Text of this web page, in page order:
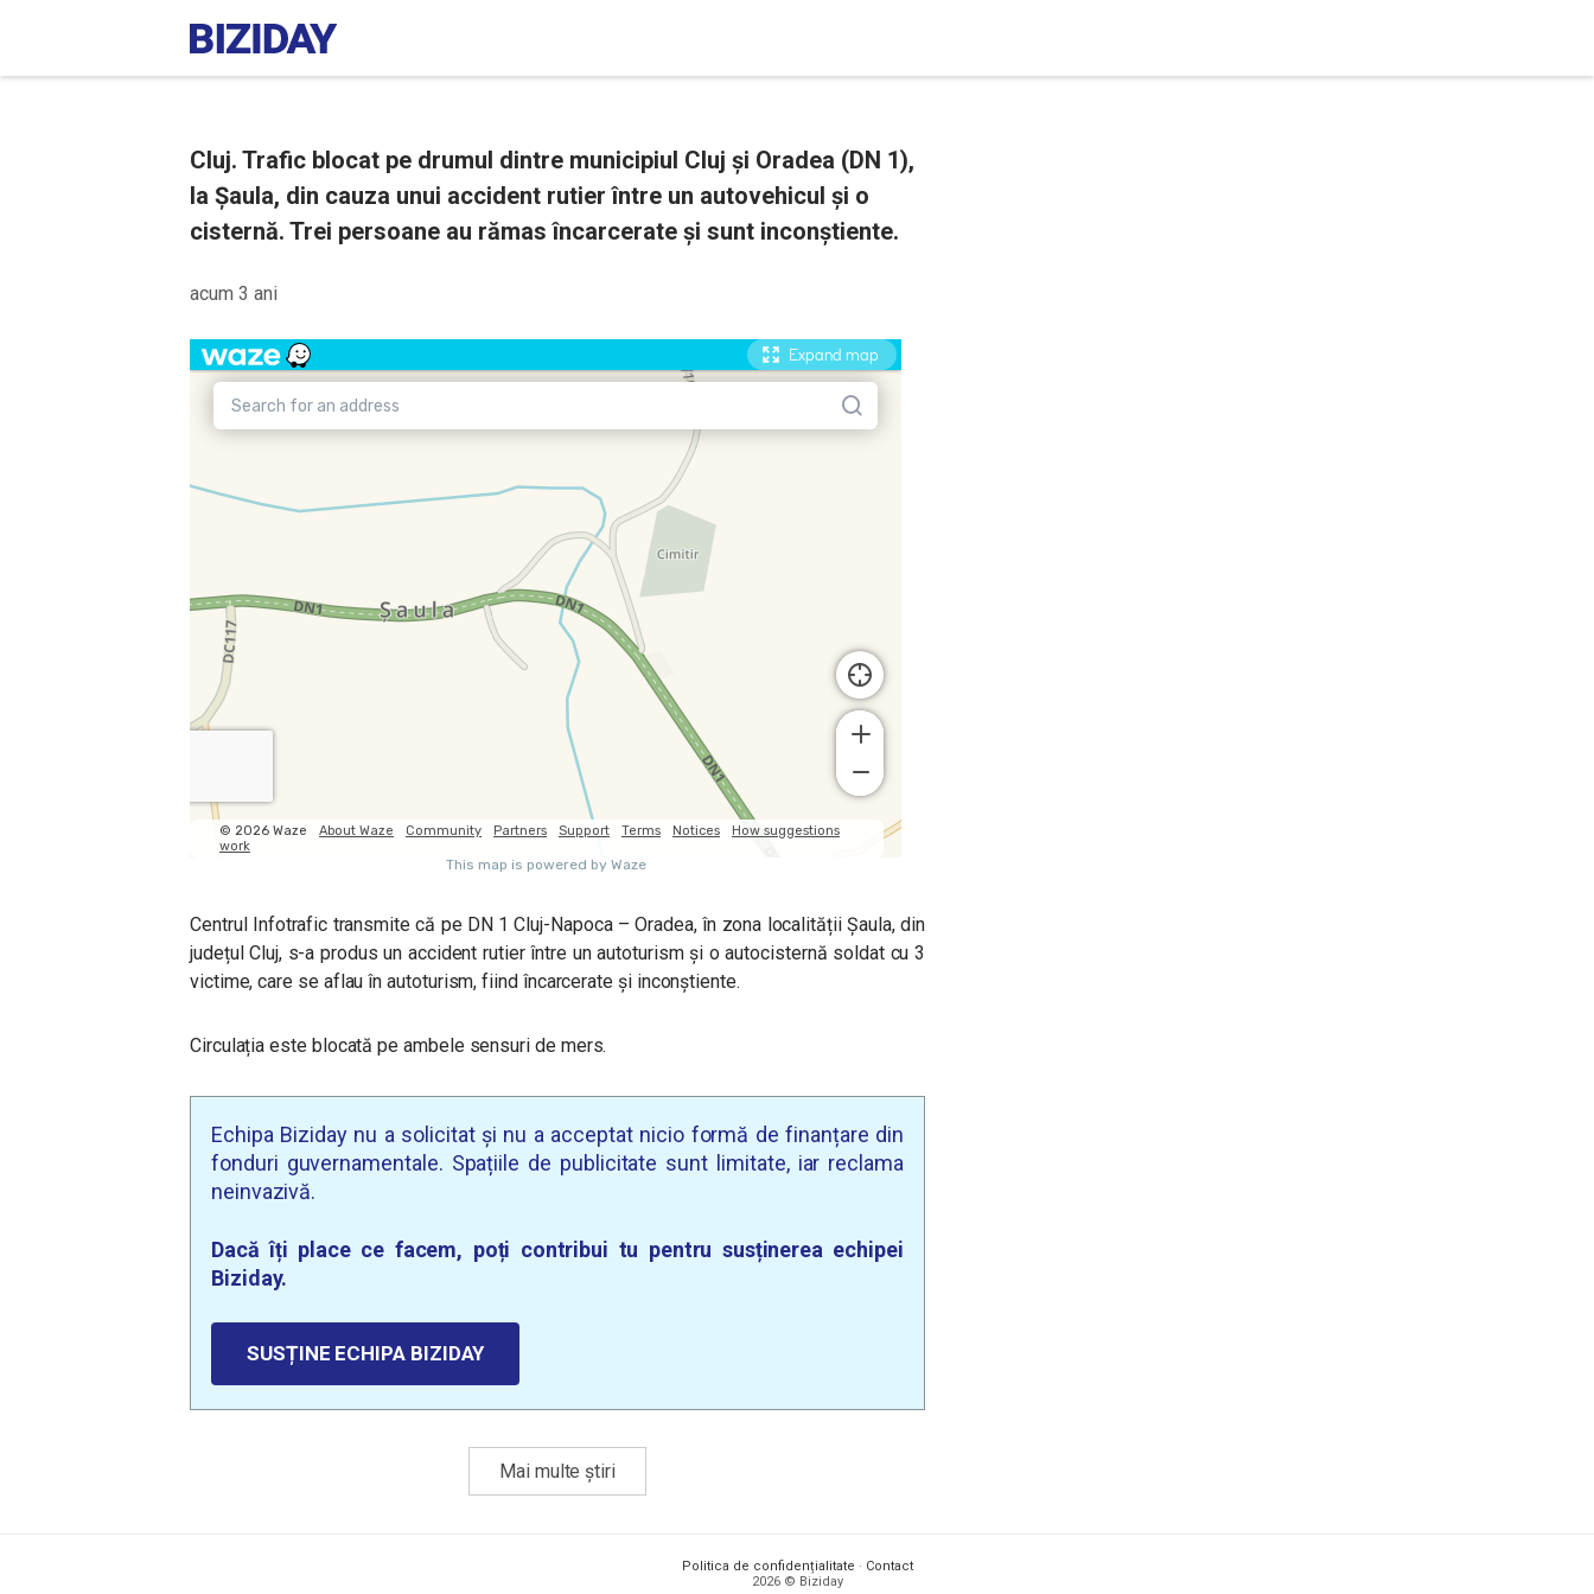
Cluj. Trafic blocat pe drumul dintre municipiul Cluj și Oradea (DN 1),
la Șaula, din cauza unui accident rutier între un autovehicul și o
cisternă. Trei persoane au rămas încarcerate și sunt inconștiente.
acum 3 ani
Centrul Infotrafic transmite că pe DN 1 Cluj-Napoca – Oradea, în zona localității Șaula, din
județul Cluj, s-a produs un accident rutier între un autoturism și o autocisternă soldat cu 3
victime, care se aflau în autoturism, fiind încarcerate și inconștiente.
Circulația este blocată pe ambele sensuri de mers.
Echipa Biziday nu a solicitat și nu a acceptat nicio formă de finanțare din
fonduri guvernamentale. Spațiile de publicitate sunt limitate, iar reclama
neinvazivă.
Dacă îți place ce facem, poți contribui tu pentru susținerea echipei
Biziday.
SUSȚINE ECHIPA BIZIDAY
Mai multe știri
Politica de confidențialitate · Contact
2026 © Biziday